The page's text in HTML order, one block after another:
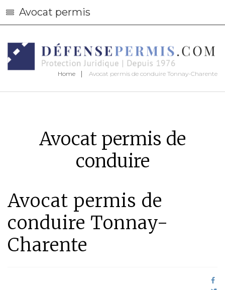
Avocat permis
Home Avocat permis de conduire Tonnay-Charente
Avocat permis de
conduire
Avocat permis de
conduire Tonnay-
Charente